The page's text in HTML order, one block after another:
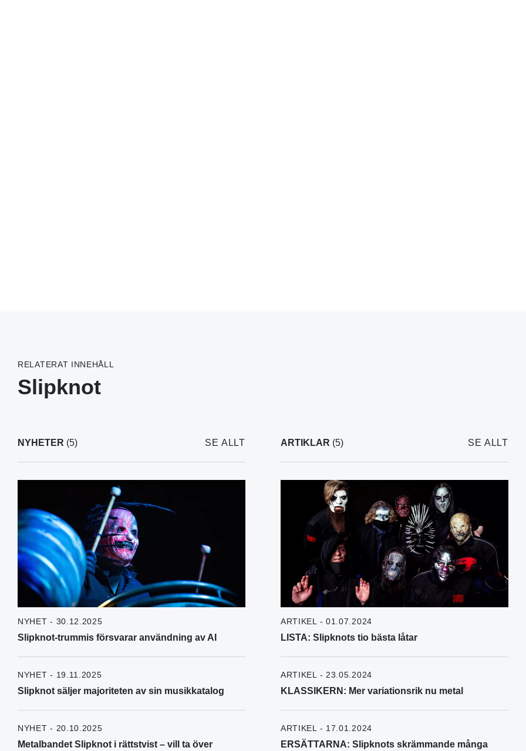
RELATERAT INNEHÅLL
Slipknot
NYHETER (5) SE ALLT
NYHET - 30.12.2025
Slipknot-trummis försvarar användning av AI
NYHET - 19.11.2025
Slipknot säljer majoriteten av sin musikkatalog
NYHET - 20.10.2025
Metalbandet Slipknot i rättstvist – vill ta över
ARTIKLAR (5) SE ALLT
ARTIKEL - 01.07.2024
LISTA: Slipknots tio bästa låtar
ARTIKEL - 23.05.2024
KLASSIKERN: Mer variationsrik nu metal
ARTIKEL - 17.01.2024
ERSÄTTARNA: Slipknots skrämmande många